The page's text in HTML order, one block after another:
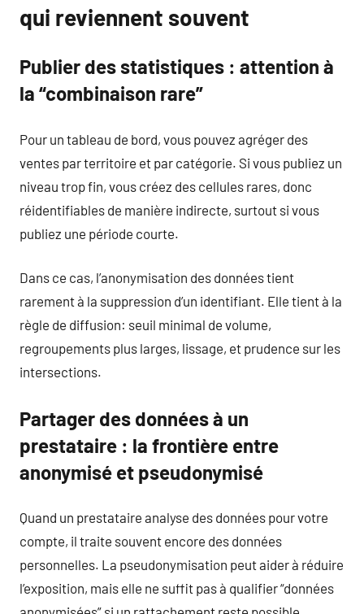
qui reviennent souvent
Publier des statistiques : attention à
la “combinaison rare”
Pour un tableau de bord, vous pouvez agréger des
ventes par territoire et par catégorie. Si vous publiez un
niveau trop fin, vous créez des cellules rares, donc
réidentifiables de manière indirecte, surtout si vous
publiez une période courte.
Dans ce cas, l’anonymisation des données tient
rarement à la suppression d’un identifiant. Elle tient à la
règle de diffusion: seuil minimal de volume,
regroupements plus larges, lissage, et prudence sur les
intersections.
Partager des données à un
prestataire : la frontière entre
anonymisé et pseudonymisé
Quand un prestataire analyse des données pour votre
compte, il traite souvent encore des données
personnelles. La pseudonymisation peut aider à réduire
l’exposition, mais elle ne suffit pas à qualifier “données